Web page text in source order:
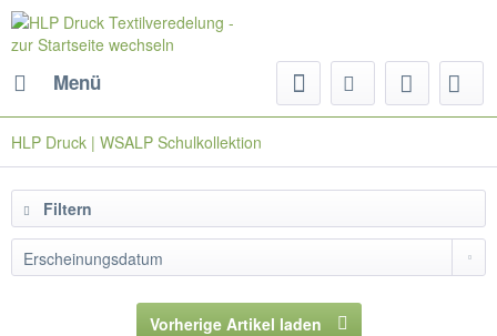
Menü
HLP Druck | WSALP Schulkollektion
Filtern
Vorherige Artikel laden